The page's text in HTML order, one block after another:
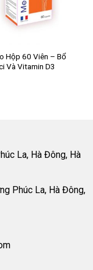
Hộp 60 Viên – Bổ
Và Vitamin D3
La, Hà Đông, Hà
Phúc La, Hà Đông,